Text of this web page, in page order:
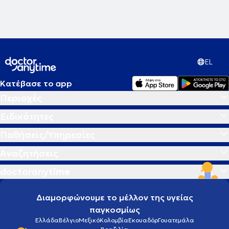
EL
Κατέβασε το app
Διαμορφώνουμε το μέλλον της υγείας
παγκοσμίως
ΕλλάδαΒέλγιοΜεξικόΚολομβίαΕκουαδόρΓουατεμάλα